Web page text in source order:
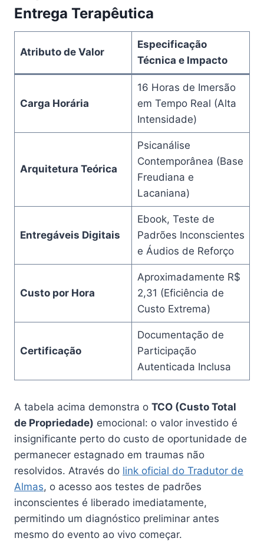
Entrega Terapêutica
Atributo de Valor
Especificação
Técnica e Impacto
Carga Horária
16 Horas de Imersão
em Tempo Real (Alta
Intensidade)
Arquitetura Teórica
Psicanálise
Contemporânea (Base
Freudiana e
Lacaniana)
Entregáveis Digitais
Ebook, Teste de
Padrões Inconscientes
e Áudios de Reforço
Custo por Hora
Aproximadamente R$
2,31 (Eficiência de
Custo Extrema)
Certificação
Documentação de
Participação
Autenticada Inclusa
A tabela acima demonstra o TCO (Custo Total
de Propriedade) emocional: o valor investido é
insignificante perto do custo de oportunidade de
permanecer estagnado em traumas não
resolvidos. Através do link oficial do Tradutor de
Almas, o acesso aos testes de padrões
inconscientes é liberado imediatamente,
permitindo um diagnóstico preliminar antes
mesmo do evento ao vivo começar.